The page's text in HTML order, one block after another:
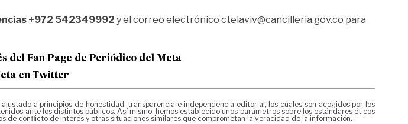
+972 542349992 y el correo electrónico ctelaviv@cancilleria.gov.co para
del Fan Page de Periódico del Meta
en Twitter
a principios de honestidad, transparencia e independencia editorial, los cuales son acogidos por los
ante los distintos públicos. Así mismo, hemos establecido unos parámetros sobre los estándares éticos
de conflicto de interés y otras situaciones similares que comprometan la veracidad de la información.